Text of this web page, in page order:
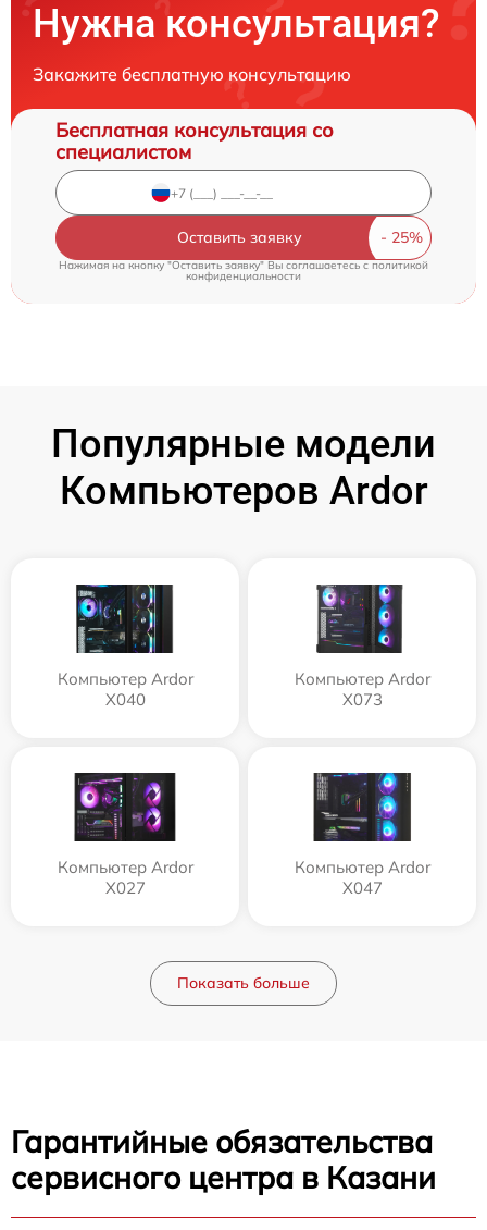
Нужна консультация?
Закажите бесплатную консультацию
Бесплатная консультация со
специалистом
Оставить заявку
Нажимая на кнопку "Оставить заявку" Вы соглашаетесь cполитикой
конфиденциальности
Популярные модели
Компьютеров Ardor
Компьютер Ardor
X040
Компьютер Ardor
X073
Компьютер Ardor
X027
Компьютер Ardor
X047
Показать больше
Гарантийные обязательства
сервисного центра в Казани